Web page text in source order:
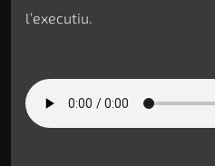
l’executiu.